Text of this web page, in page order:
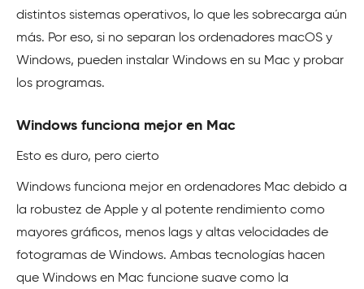
distintos sistemas operativos, lo que les sobrecarga aún
más. Por eso, si no separan los ordenadores macOS y
Windows, pueden instalar Windows en su Mac y probar
los programas.
Windows funciona mejor en Mac
Esto es duro, pero cierto
Windows funciona mejor en ordenadores Mac debido a
la robustez de Apple y al potente rendimiento como
mayores gráficos, menos lags y altas velocidades de
fotogramas de Windows. Ambas tecnologías hacen
que Windows en Mac funcione suave como la